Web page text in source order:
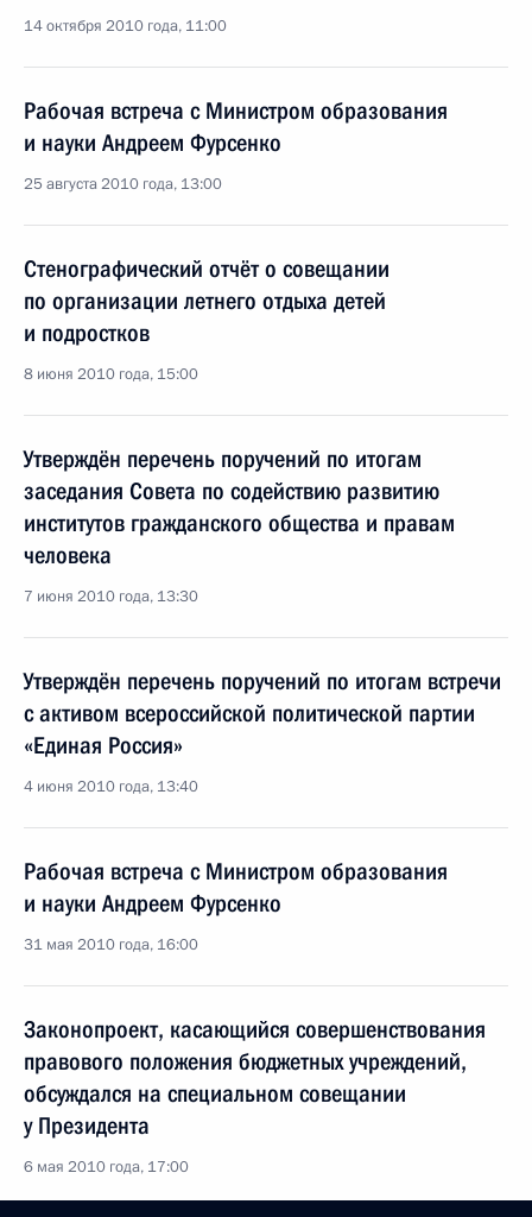
14 октября 2010 года, 11:00
Рабочая встреча с Министром образования
и науки Андреем Фурсенко
25 августа 2010 года, 13:00
Стенографический отчёт о совещании
по организации летнего отдыха детей
и подростков
8 июня 2010 года, 15:00
Утверждён перечень поручений по итогам
заседания Совета по содействию развитию
институтов гражданского общества и правам
человека
7 июня 2010 года, 13:30
Утверждён перечень поручений по итогам встречи
с активом всероссийской политической партии
«Единая Россия»
4 июня 2010 года, 13:40
Рабочая встреча с Министром образования
и науки Андреем Фурсенко
31 мая 2010 года, 16:00
Законопроект, касающийся совершенствования
правового положения бюджетных учреждений,
обсуждался на специальном совещании
у Президента
6 мая 2010 года, 17:00